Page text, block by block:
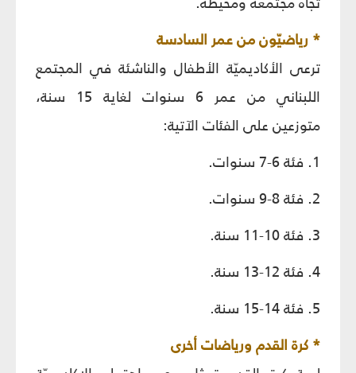
* رياضيّون من عمر السادسة
ترعى الأكاديميّة الأطفال والناشئة في المجتمع
اللبناني من عمر 6 سنوات لغاية 15 سنة،
متوزعين على الفئات الآتية:
1. فئة 6-7 سنوات.
2. فئة 8-9 سنوات.
3. فئة 10-11 سنة.
4. فئة 12-13 سنة.
5. فئة 14-15 سنة.
* كرة القدم ورياضات أخرى